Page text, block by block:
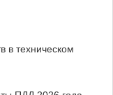
в техническом